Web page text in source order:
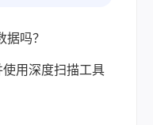
吗？
用深度扫描工具